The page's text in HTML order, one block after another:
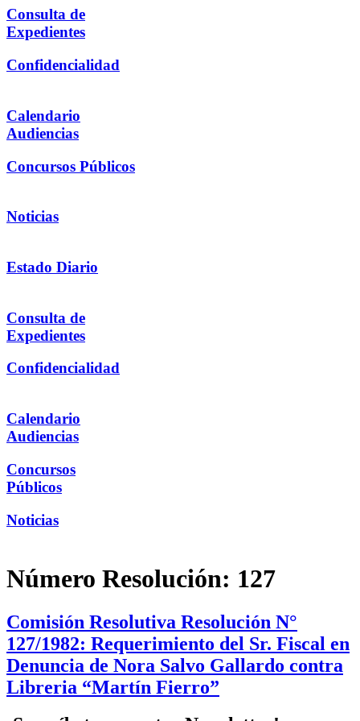
Consulta de
Expedientes
Confidencialidad
Calendario
Audiencias
Concursos Públicos
Noticias
Estado Diario
Consulta de
Expedientes
Confidencialidad
Calendario
Audiencias
Concursos
Públicos
Noticias
Número Resolución: 127
Comisión Resolutiva Resolución N°
127/1982: Requerimiento del Sr. Fiscal en
Denuncia de Nora Salvo Gallardo contra
Libreria “Martín Fierro”